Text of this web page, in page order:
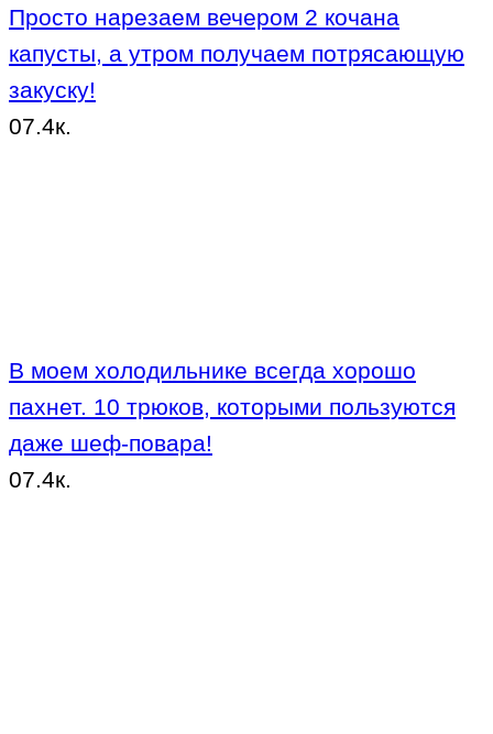
Просто нарезаем вечером 2 кочана
капусты, а утром получаем потрясающую
закуску!
07.4к.
В моем холодильнике всегда хорошо
пахнет. 10 трюков, которыми пользуются
даже шеф-повара!
07.4к.